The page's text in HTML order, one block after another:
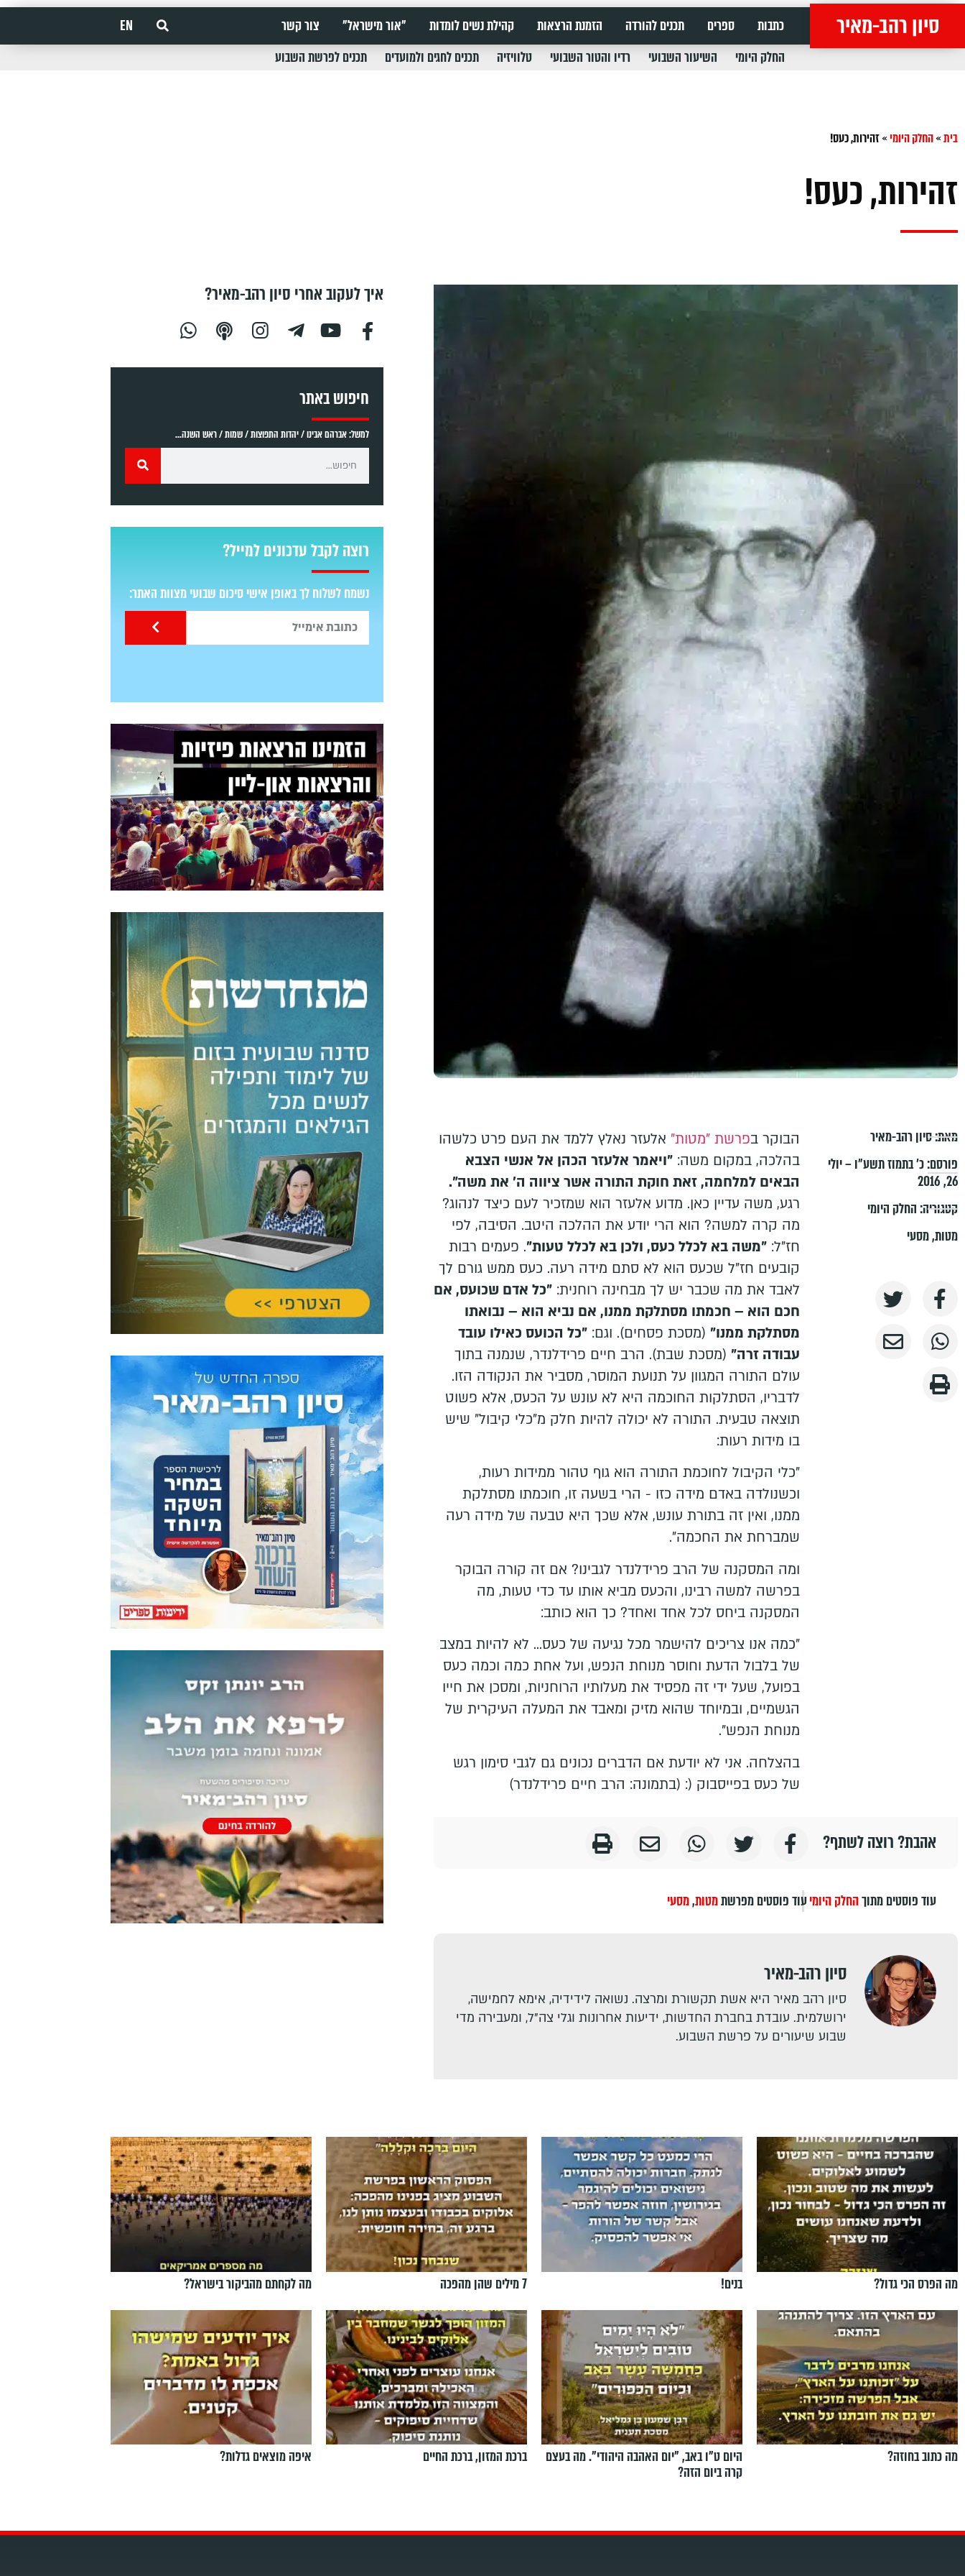
סיון רהב-מאיר כתבות ספרים תכנים להורדה הזמנת הרצאות קהילת נשים לומדות "אור מישראל" צור קשר
EN
החלק היומי
השיעור השבועי רדיו והטור השבועי טלוויזיה תכנים לחגים ולמועדים תכנים לפרשת השבוע
בית»החלק היומי»זהירות, כעס!
זהירות, כעס!
מאת:סיון רהב-מאיר
פורסם:כ׳ בתמוז תשע״ו – יולי
26, 2016
קטגוריה:החלק היומי
מטות,מסעי
הבוקר בפרשת "מטות" אלעזר נאלץ ללמד את העם פרט כלשהו
בהלכה, במקום משה: "ויאמר אלעזר הכהן אל אנשי הצבא
הבאים למלחמה, זאת חוקת התורה אשר ציווה ה' את משה".
רגע, משה עדיין כאן. מדוע אלעזר הוא שמזכיר לעם כיצד לנהוג?
מה קרה למשה? הוא הרי יודע את ההלכה היטב. הסיבה, לפי
חז"ל: "משה בא לכלל כעס, ולכן בא לכלל טעות". פעמים רבות
קובעים חז"ל שכעס הוא לא סתם מידה רעה. כעס ממש גורם לך
לאבד את מה שכבר יש לך מבחינה רוחנית: "כל אדם שכועס, אם
חכם הוא – חכמתו מסתלקת ממנו, אם נביא הוא – נבואתו
מסתלקת ממנו" (מסכת פסחים). וגם: "כל הכועס כאילו עובד
עבודה זרה" (מסכת שבת). הרב חיים פרידלנדר, שנמנה בתוך
עולם התורה המגוון על תנועת המוסר, מסביר את הנקודה הזו.
לדבריו, הסתלקות החוכמה היא לא עונש על הכעס, אלא פשוט
תוצאה טבעית. התורה לא יכולה להיות חלק מ"כלי קיבול" שיש
בו מידות רעות:
"כלי הקיבול לחוכמת התורה הוא גוף טהור ממידות רעות,
וכשנולדה באדם מידה כזו - הרי בשעה זו, חוכמתו מסתלקת
ממנו, ואין זה בתורת עונש, אלא שכך היא טבעה של מידה רעה
שמברחת את החכמה".
ומה המסקנה של הרב פרידלנדר לגבינו? אם זה קורה הבוקר
בפרשה למשה רבינו, והכעס מביא אותו עד כדי טעות, מה
המסקנה ביחס לכל אחד ואחד? כך הוא כותב:
"כמה אנו צריכים להישמר מכל נגיעה של כעס... לא להיות במצב
של בלבול הדעת וחוסר מנוחת הנפש, ועל אחת כמה וכמה כעס
בפועל, שעל ידי זה מפסיד את מעלותיו הרוחניות, ומסכן את חייו
הגשמיים, ובמיוחד שהוא מזיק ומאבד את המעלה העיקרית של
מנוחת הנפש".
בהצלחה. אני לא יודעת אם הדברים נכונים גם לגבי סימון רגש
של כעס בפייסבוק (: (בתמונה: הרב חיים פרידלנדר)
אהבת? רוצה לשתף?
עוד פוסטים מתוךהחלק היומיעוד פוסטים מפרשתמטות,מסעי
סיון רהב-מאיר
סיון רהב מאיר היא אשת תקשורת ומרצה. נשואה לידידיה, אימא לחמישה,
ירושלמית. עובדת בחברת החדשות, ידיעות אחרונות וגלי צה"ל, ומעבירה מדי
שבוע שיעורים על פרשת השבוע.
איך לעקוב אחרי סיון רהב-מאיר?
חיפוש באתר
למשל: אברהם אבינו / יהדות התפוצות / שמות / ראש השנה...
רוצה לקבל עדכונים למייל?
נשמח לשלוח לך באופן אישי סיכום שבועי מצוות האתר:
מה הפרס הכי גדול? בנים! 7 מילים שהן מהפכה מה לקחתם מהביקור בישראל?
מה כתוב בחוזה?
היום ט"ו באב, ”יום האהבה היהודי". מה בעצם
קרה ביום הזה?
ברכת המזון, ברכת החיים איפה מוצאים גדלות?